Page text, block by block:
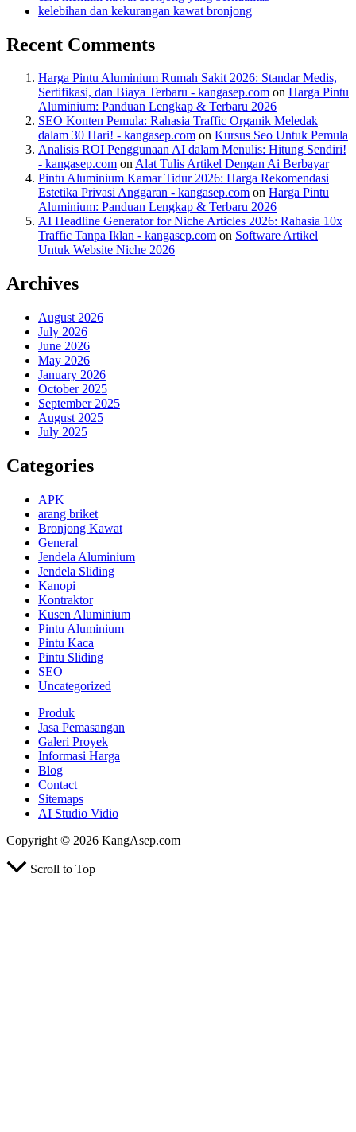
kelebihan dan kekurangan kawat bronjong
Recent Comments
Harga Pintu Aluminium Rumah Sakit 2026: Standar Medis,
Sertifikasi, dan Biaya Terbaru - kangasep.com on Harga Pintu
Aluminium: Panduan Lengkap & Terbaru 2026
SEO Konten Pemula: Rahasia Traffic Organik Meledak
dalam 30 Hari! - kangasep.com on Kursus Seo Untuk Pemula
Analisis ROI Penggunaan AI dalam Menulis: Hitung Sendiri!
- kangasep.com onAlat Tulis Artikel Dengan Ai Berbayar
Pintu Aluminium Kamar Tidur 2026: Harga Rekomendasi
Estetika Privasi Anggaran - kangasep.com on Harga Pintu
Aluminium: Panduan Lengkap & Terbaru 2026
AI Headline Generator for Niche Articles 2026: Rahasia 10x
Traffic Tanpa Iklan - kangasep.com on Software Artikel
Untuk Website Niche 2026
Archives
August 2026
July 2026
June 2026
May 2026
January 2026
October 2025
September 2025
August 2025
July 2025
Categories
APK
arang briket
Bronjong Kawat
General
Jendela Aluminium
Jendela Sliding
Kanopi
Kontraktor
Kusen Aluminium
Pintu Aluminium
Pintu Kaca
Pintu Sliding
SEO
Uncategorized
Produk
Jasa Pemasangan
Galeri Proyek
Informasi Harga
Blog
Contact
Sitemaps
AI Studio Vidio
Copyright © 2026 KangAsep.com
Scroll to Top